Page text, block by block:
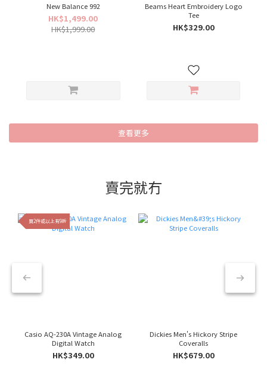
New Balance 992
HK$1,499.00
HK$1,999.00
Beams Heart Embroidery Logo
Tee
HK$329.00
查看更多
賣完就冇
買2件或以上有9折
Casio AQ-230A Vintage Analog
Digital Watch
HK$349.00
Dickies Men's Hickory Stripe
Coveralls
HK$679.00